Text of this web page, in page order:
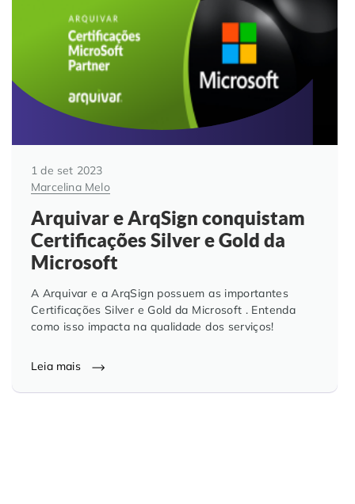
Automação de Processos
Educação Corporativa
Gerenciamento de NF-e
Adequação à LGPD
Assinatura Digital
Auditoria de Processos
Gestão do Departamento Pessoal
Controle e Organização de Documentos Físicos
Hospitais e Clínicas
Instituições de Ensino
Departamento Pessoal
Departamento Financeiro
Cooperativas
Cases de Sucesso
Nossas Unidades
Blog
Trabalhe Conosco
O QUE NOS DIFERENCIA? DESCUBRA
1 de set 2023
Marcelina Melo
Arquivar e ArqSign conquistam
Certificações Silver e Gold da
Microsoft
A Arquivar e a ArqSign possuem as importantes
Certificações Silver e Gold da Microsoft . Entenda
como isso impacta na qualidade dos serviços!
Leia mais